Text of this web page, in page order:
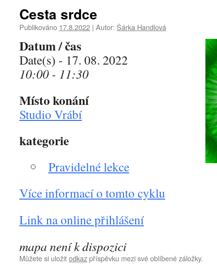
Cesta srdce
Publikováno 17.8.2022 | Autor: Šárka Handlová
Datum / čas
Date(s) - 17. 08. 2022
10:00 - 11:30
Místo konání
Studio Vrábí
kategorie
Pravidelné lekce
Více informací o tomto cyklu
Link na online přihlášení
mapa není k dispozici
Můžete si uložitodkazpříspěvku mezi své oblíbené záložky.